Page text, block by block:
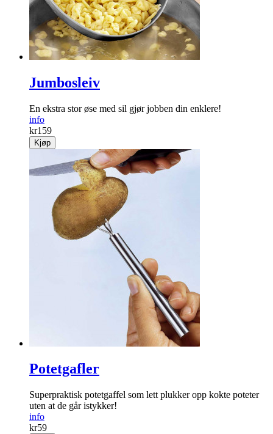
Jumbosleiv
En ekstra stor øse med sil gjør jobben din enklere!
info
kr159
Kjøp
Potetgafler
Superpraktisk potetgaffel som lett plukker opp kokte poteter
uten at de går istykker!
info
kr59